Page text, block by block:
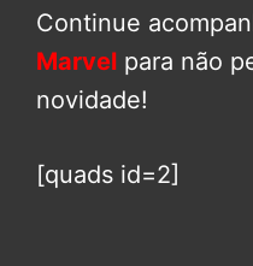
Continue
Marvel para não
novidade!
[quads id=2]